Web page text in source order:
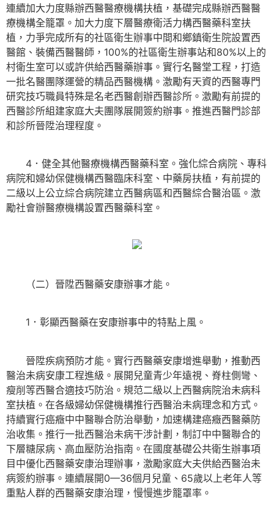
連續加大力度縣辦西醫醫療機構扶植，基礎完成縣辦西醫醫
療機構全籠罩。加大力度下層醫療衛活力構西醫藥科室扶
植，力爭完成所有的社區衛生辦事中間和鄉鎮衛生院設置西
醫館、裝備西醫醫師，100%的社區衛生辦事站和80%以上的
村衛生室可以或許供給西醫藥辦事。實行名醫堂工程，打造
一批名醫團隊運營的精品西醫機構。激勵有天資的西醫專門
研究技巧職員特殊是名老西醫創辦西醫診所。激勵有前提的
西醫診所組建家庭大夫團隊展開簽約辦事。推進西醫門診部
和診所晉陞治理程度。
4．健全其他醫療機構西醫藥科室。強化綜合病院、專科
病院和婦幼保健機構西醫臨床科室、中藥房扶植，有前提的
二級以上公立綜合病院建立西醫病區和西醫綜合醫治區。激
勵社會辦醫療機構設置西醫藥科室。
（二）晉陞西醫藥安康辦事才能。
1．彰顯西醫藥在安康辦事中的特點上風。
晉陞疾病預防才能。實行西醫藥安康增進舉動，推動西
醫治未病安康工程進級。展開兒童青少年遠視、脊柱側彎、
瘦削等西醫合適技巧防治。規范二級以上西醫病院治未病科
室扶植。在各級婦幼保健機構推行西醫治未病理念和方式。
持續實行癌癥中中醫聯合防治舉動，加速構建癌癥西醫藥防
治收集。推行一批西醫治未病干涉計劃，制訂中中醫聯合的
下層糖尿病、高血壓防治指南。在國度基礎公共衛生辦事項
目中優化西醫藥安康治理辦事，激勵家庭大夫供給西醫治未
病簽約辦事。連續展開0—36個月兒童、65歲以上老年人等
重點人群的西醫藥安康治理，慢慢進步籠罩率。